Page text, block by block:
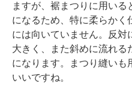
ますが、裾まつりに用いる
になるため、特に柔らかく
には向いていません。反対
大きく、また斜めに流れる
になります。まつり縫いも
いいですね。